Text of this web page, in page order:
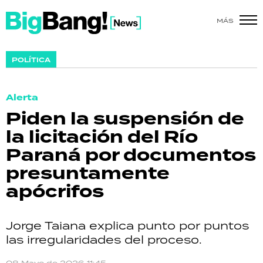
MÁS
POLÍTICA
Alerta
Piden la suspensión de
la licitación del Río
Paraná por documentos
presuntamente
apócrifos
Jorge Taiana explica punto por puntos
las irregularidades del proceso.
SHOW
ACTUALIDAD
POLICIALES
ECONOMÍA
GRAN HERMANO
SALUD
DEPORTES